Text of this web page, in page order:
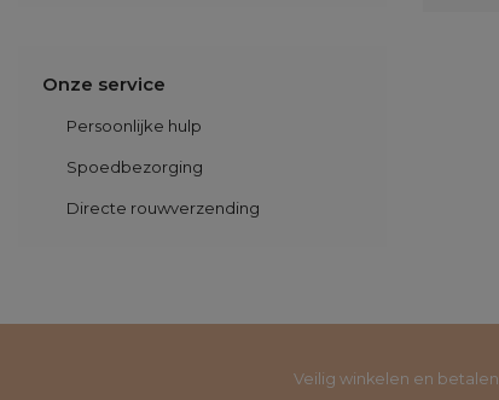
Onze service
Persoonlijke hulp
Spoedbezorging
Directe rouwverzending
Veilig winkelen en betalen